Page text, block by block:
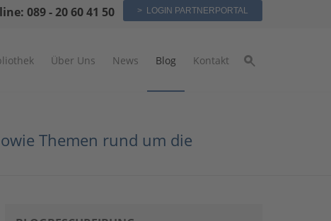
089 - 20 60 41 50 > LOGIN PARTNERPORTAL
Über Uns News Blog Kontakt
Themen rund um die